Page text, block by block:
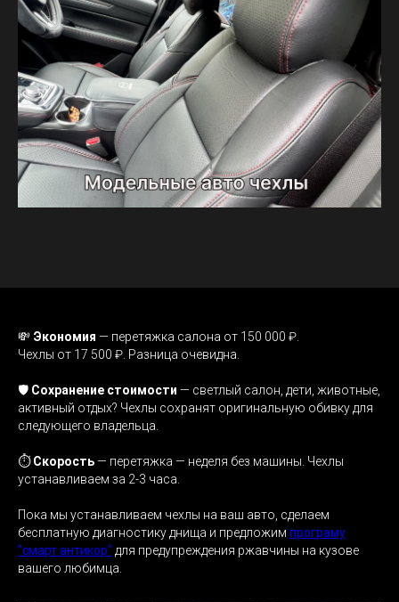
💸 Экономия — перетяжка салона от 150 000 ₽.
Чехлы от 17 500 ₽. Разница очевидна.
🛡️ Сохранение стоимости — cветлый салон, дети, животные,
активный отдых? Чехлы сохранят оригинальную обивку для
следующего владельца.
⏱️Скорость— перетяжка — неделя без машины. Чехлы
устанавливаем за 2-3 часа.
Пока мы устанавливаем чехлы на ваш авто, сделаем
бесплатную диагностику днища и предложим програму
"смарт антикор" для предупреждения ржавчины на кузове
вашего любимца.